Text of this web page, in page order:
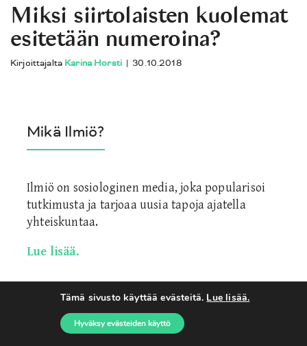
Mikä Ilmiö?
Ilmiö on sosiologinen media, joka popularisoi
tutkimusta ja tarjoaa uusia tapoja ajatella
yhteiskuntaa.
Lue lisää.
Avainsanat
Miksi siirtolaisten kuolemat
esitetään numeroina?
Kirjoittajalta Karina Horsti | 30.10.2018
Tämä sivusto käyttää evästeitä. Lue lisää.
Hyväksy evästeiden käyttö